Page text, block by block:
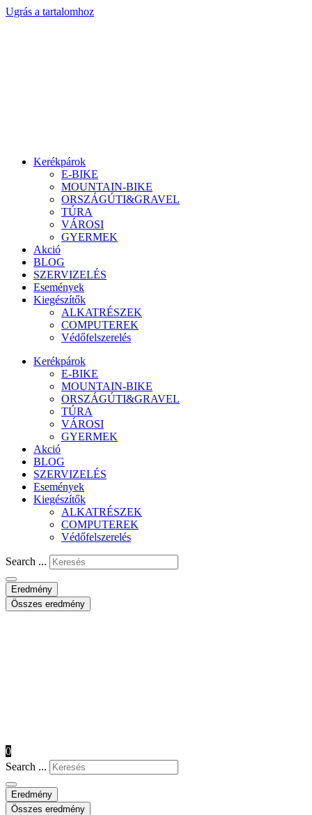
Ugrás a tartalomhoz
Kerékpárok
E-BIKE
MOUNTAIN-BIKE
ORSZÁGÚTI&GRAVEL
TÚRA
VÁROSI
GYERMEK
Akció
BLOG
SZERVIZELÉS
Események
Kiegészítők
ALKATRÉSZEK
COMPUTEREK
Védőfelszerelés
Kerékpárok
E-BIKE
MOUNTAIN-BIKE
ORSZÁGÚTI&GRAVEL
TÚRA
VÁROSI
GYERMEK
Akció
BLOG
SZERVIZELÉS
Események
Kiegészítők
ALKATRÉSZEK
COMPUTEREK
Védőfelszerelés
Search ...
Eredmény
Összes eredmény
0
Search ...
Eredmény
Összes eredmény